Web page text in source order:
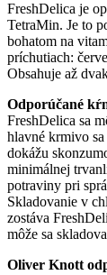
FreshDelica je
TetraMin. Je to
bohatom na
príchutiach:
Obsahuje až
Odporúčané
FreshDelica sa
hlavné krmivo
dokážu
minimálnej
potraviny pri
Skladovanie v
zostáva
môže sa
Oliver Knott